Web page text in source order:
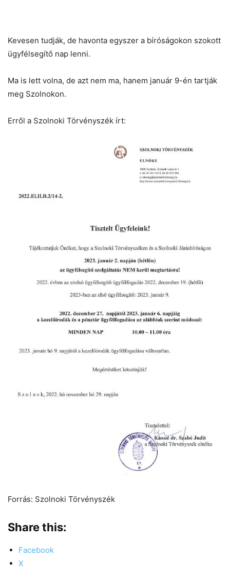
Kevesen tudják, de havonta egyszer a bíróságokon szokott
ügyfélsegítő nap lenni.
Ma is lett volna, de azt nem ma, hanem január 9-én tartják
meg Szolnokon.
Erről a Szolnoki Törvényszék írt:
Forrás: Szolnoki Törvényszék
Share this:
Facebook
X